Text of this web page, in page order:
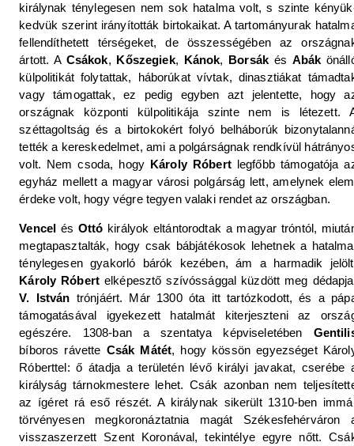
királynak ténylegesen nem sok hatalma volt, s szinte
kedvük szerint irányították birtokaikat. A tartományurak
fellendíthetett térségeket, de összességében az
ártott. A Csákok, Kőszegiek, Kánok, Borsák és Abák
külpolitikát folytattak, háborúkat vívtak, dinasztiákat
vagy támogattak, ez pedig egyben azt jelentette, hogy
országnak központi külpolitikája szinte nem is létezett.
széttagoltság és a birtokokért folyó belháborúk
tették a kereskedelmet, ami a polgárságnak rendkívül
volt. Nem csoda, hogy Károly Róbertlegfőbb támogatója
egyház mellett a magyar városi polgárság lett, amelynek
érdeke volt, hogy végre tegyen valaki rendet az országban.
Vencel és Ottó királyok eltántorodtak a magyar tróntól,
megtapasztalták, hogy csak bábjátékosok lehetnek a
ténylegesen gyakorló bárók kezében, ám a harmadik
Károly Róbertelképesztő szívóssággal küzdött meg
V. István trónjáért. Már 1300 óta itt tartózkodott, és a
támogatásával igyekezett hatalmát kiterjeszteni az
egészére. 1308-ban a szentatya képviseletében
bíboros rávette Csák Mátét, hogy kössön egyezséget
Róberttel: ő átadja a területén lévő királyi javakat, cserébe
királyság tárnokmestere lehet. Csák azonban nem
az ígéret rá eső részét. A királynak sikerült 1310-ben
törvényesen megkoronáztatnia magát Székesfehérváron
visszaszerzett Szent Koronával, tekintélye egyre nőtt.